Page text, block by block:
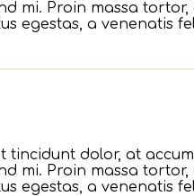
mi. Proin massa
egestas, a venenatis
tincidunt dolor, at
mi. Proin massa
egestas, a venenatis